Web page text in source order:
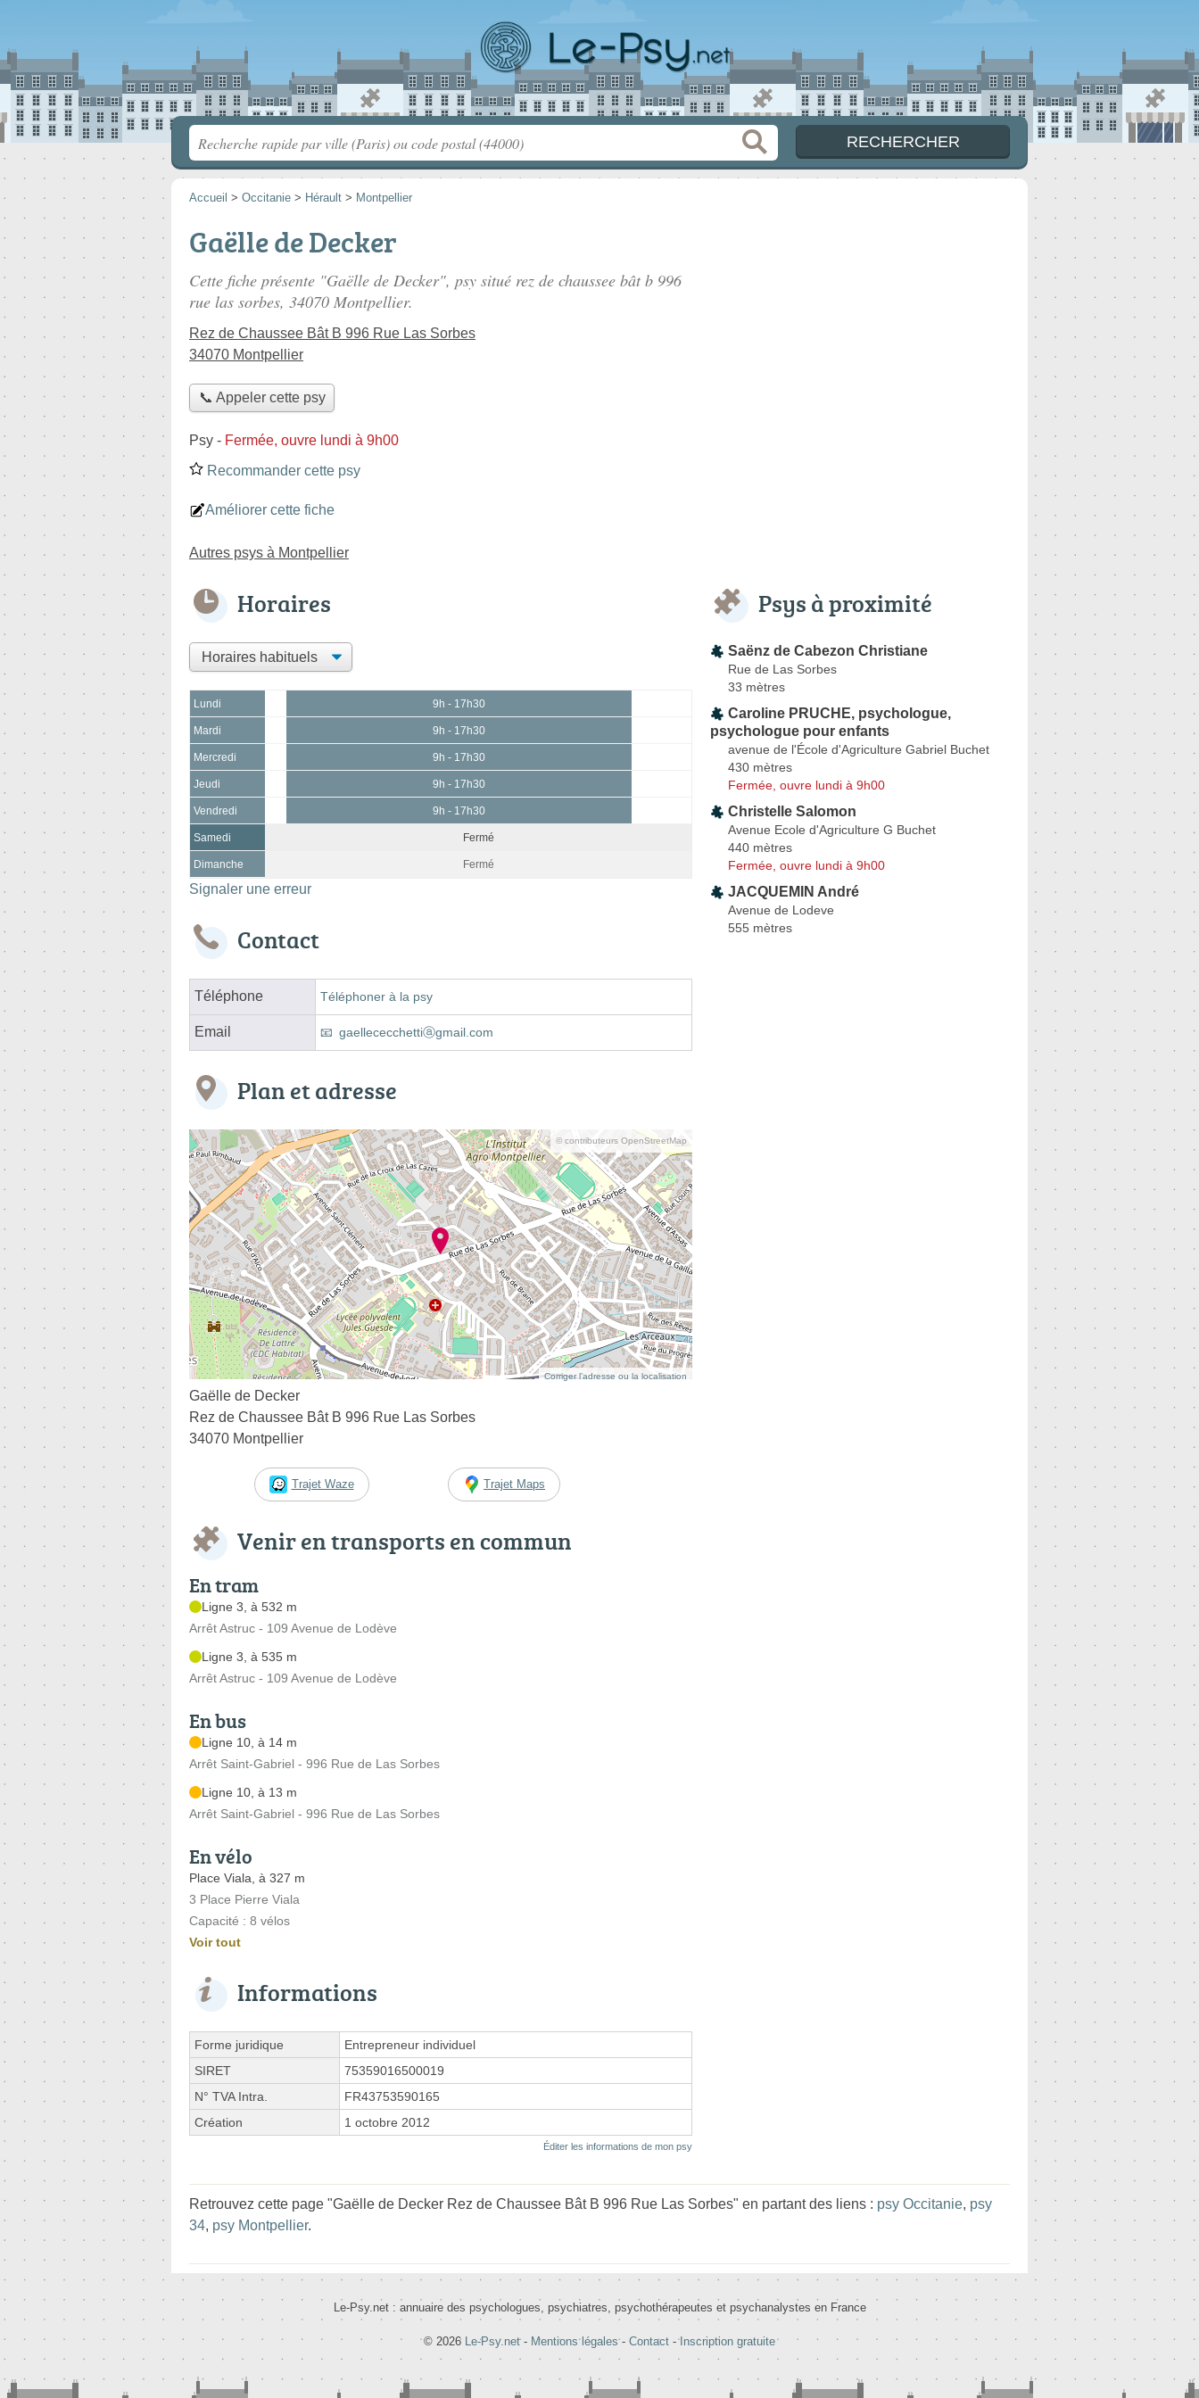
Accueil > Occitanie > Hérault > Montpellier
Gaëlle de Decker
Cette fiche présente "Gaëlle de Decker", psy situé rez de chaussee bât b 996
rue las sorbes, 34070 Montpellier.
Rez de Chaussee Bât B 996 Rue Las Sorbes
34070 Montpellier
📞 Appeler cette psy
Psy - Fermée, ouvre lundi à 9h00
Recommander cette psy
Améliorer cette fiche
Autres psys à Montpellier
Horaires
Lundi 9h - 17h30
Mardi 9h - 17h30
Mercredi 9h - 17h30
Jeudi 9h - 17h30
Vendredi 9h - 17h30
Samedi Fermé
Dimanche Fermé
Signaler une erreur
Contact
Téléphone Téléphoner à la psy
Email gaellececchettiⓐgmail.com
Plan et adresse
© contributeurs OpenStreetMap
Corriger l’adresse ou la localisation
Gaëlle de Decker
Rez de Chaussee Bât B 996 Rue Las Sorbes
34070 Montpellier
Trajet Waze Trajet Maps
Venir en transports en commun
En tram
Ligne 3, à 532 m
Arrêt Astruc - 109 Avenue de Lodève
Ligne 3, à 535 m
Arrêt Astruc - 109 Avenue de Lodève
En bus
Ligne 10, à 14 m
Arrêt Saint-Gabriel - 996 Rue de Las Sorbes
Ligne 10, à 13 m
Arrêt Saint-Gabriel - 996 Rue de Las Sorbes
En vélo
Place Viala, à 327 m
3 Place Pierre Viala
Capacité : 8 vélos
Voir tout
Informations
Forme juridique
Entrepreneur individuel
SIRET
75359016500019
N° TVA Intra.
FR43753590165
Création
1 octobre 2012
Éditer les informations de mon psy
Psys à proximité
Saënz de Cabezon Christiane
Rue de Las Sorbes
33 mètres
Caroline PRUCHE, psychologue,
psychologue pour enfants
avenue de l'École d'Agriculture Gabriel Buchet
430 mètres
Fermée, ouvre lundi à 9h00
Christelle Salomon
Avenue Ecole d'Agriculture G Buchet
440 mètres
Fermée, ouvre lundi à 9h00
JACQUEMIN André
Avenue de Lodeve
555 mètres
Retrouvez cette page "Gaëlle de Decker Rez de Chaussee Bât B 996 Rue Las Sorbes" en partant des liens : psy Occitanie, psy
34, psy Montpellier.
Le-Psy.net : annuaire des psychologues, psychiatres, psychothérapeutes et psychanalystes en France
© 2026 Le-Psy.net - Mentions légales- Contact - Inscription gratuite